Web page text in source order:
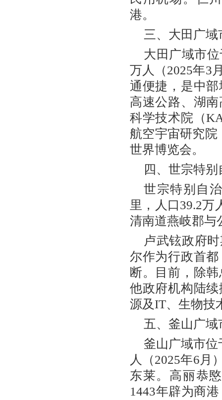
港。
三、大田广域
大田广域市
万人（2025年3
通便捷，是中
高速公路、湖
科学技术院（
航空宇宙研究
世界博览会。
四、世宗特别
世宗特别自
里，人口39.2万
清南道燕岐郡与
卢武铉政府
尔作为行政首
断。目前，除
他政府机构陆
源及IT、生物技
五、釜山广域
釜山广域市位
人（2025年6月
东莱。高丽恭
1443年辟为商